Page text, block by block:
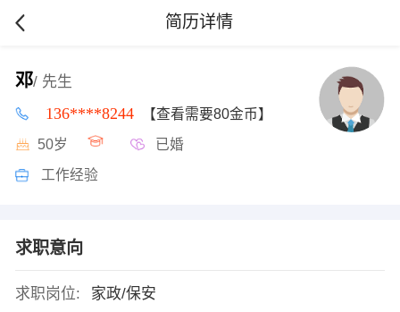
简历详情
邓/ 先生
136****8244 【查看需要80金币】
50岁 已婚
工作经验
求职意向
求职岗位:
家政/保安